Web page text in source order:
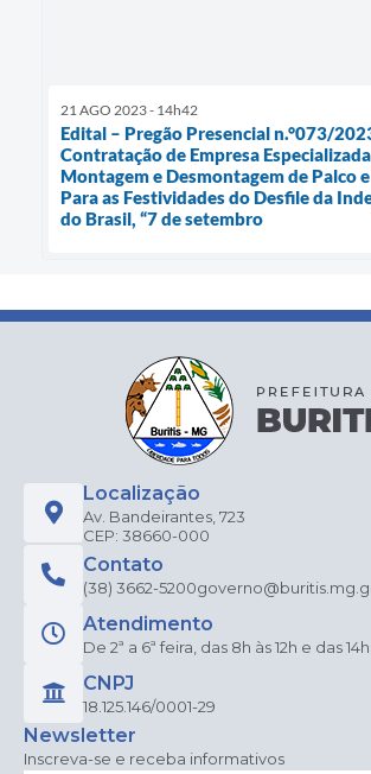
21 AGO 2023 - 14h42
Edital – Pregão Presencial n.°073/
Contratação de Empresa
Montagem e Desmontagem de Palco
Para as Festividades do Desfile da
do Brasil, “7 de setembro
Localização
Av. Bandeirantes, 723
CEP: 38660-000
Contato
(38) 3662-5200
Atendimento
De 2ª a 6ª feira, das 8h às 12h e das 14h
CNPJ
18.125.146/0001-29
Newsletter
Inscreva-se e receba informativos